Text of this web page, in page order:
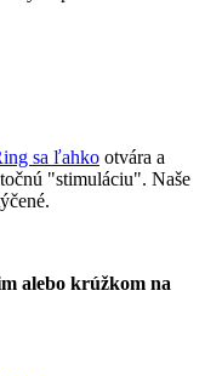
sa ľahko otvára a
"stimuláciu". Naše
alebo krúžkom na